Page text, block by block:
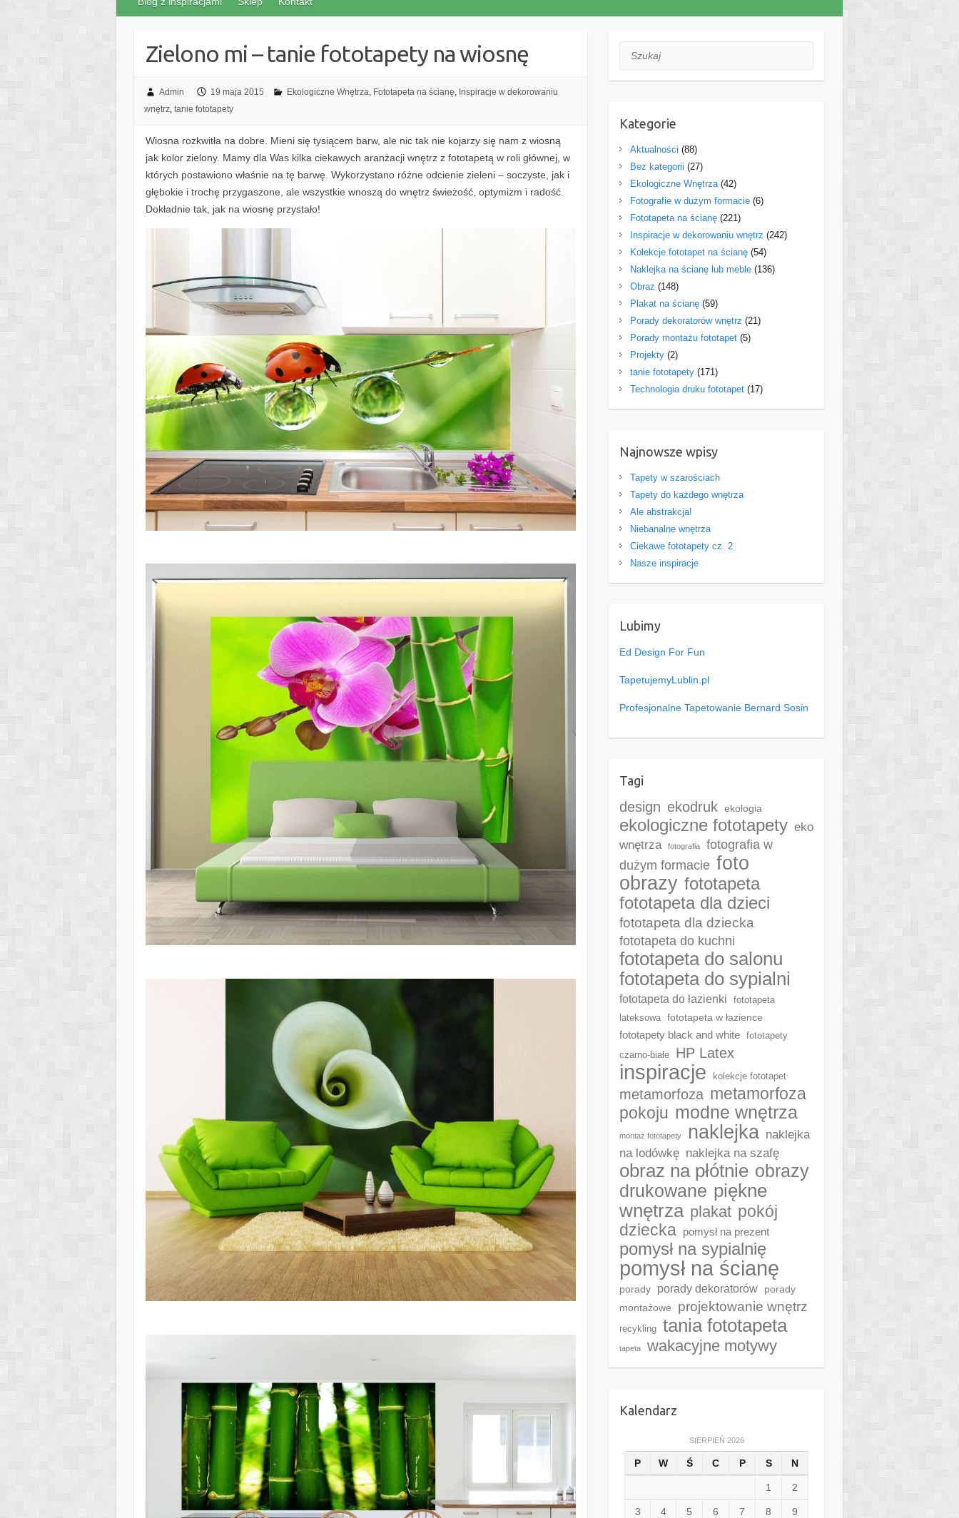
Zielono mi – tanie fototapety na wiosnę
Admin 19 maja 2015 Ekologiczne Wnętrza Fototapeta na ścianę Inspiracje w dekorowaniu
wnętrz, tanie fototapety
Wiosna rozkwitła na dobre. Mieni się tysiącem barw, ale nic tak nie kojarzy się nam z wiosną
jak kolor zielony. Mamy dla Was kilka ciekawych aranżacji wnętrz z fototapetą w roli głównej, w
których postawiono właśnie na tę barwę. Wykorzystano różne odcienie zieleni – soczyste, jak i
głębokie i trochę przygaszone, ale wszystkie wnoszą do wnętrz świeżość, optymizm i radość.
Dokładnie tak, jak na wiosnę przystało!
Szukaj
Kategorie
Aktualności (88)
Bez kategorii (27)
Ekologiczne Wnętrza(42)
Fotografie w dużym formacie(6)
Fototapeta na ścianę(221)
Inspiracje w dekorowaniu wnętrz (242)
Kolekcje fototapet na ścianę(54)
Naklejka na ścianę lub meble(136)
Obraz (148)
Plakat na ścianę(59)
Porady dekoratorów wnętrz (21)
Porady montażu fototapet(5)
Projekty(2)
tanie fototapety(171)
Technologia druku fototapet(17)
Najnowsze wpisy
Tapety w szarościach
Tapety do każdego wnętrza
Ale abstrakcja!
Niebanalne wnętrza
Ciekawe fototapety cz. 2
Nasze inspiracje
Lubimy
Ed Design For Fun
TapetujemyLublin.pl
Profesjonalne Tapetowanie Bernard Sosin
Tagi
design ekodruk ekologia
ekologiczne fototapety eko
wnętrza
fotografia
fotografia w
dużym formacie foto
obrazy fototapeta
fototapeta dla dzieci
fototapeta dla dziecka
fototapeta do kuchni
fototapeta do salonu
fototapeta do sypialni
fototapeta do łazienki
fototapeta
lateksowa
fototapeta w łazience
fototapety black and white
fototapety
czarno-białe
HP Latex
inspiracje kolekcje fototapet
metamorfoza metamorfoza
pokoju modne wnętrza
montaż fototapety naklejka naklejka
na lodówkę naklejka na szafę
obraz na płótnie obrazy
drukowane piękne
wnętrza plakat pokój
dziecka pomysł na prezent
pomysł na sypialnię
pomysł na ścianę
porady porady dekoratorów
porady
montażowe
projektowanie wnętrz
recykling tania fototapeta
tapeta wakacyjne motywy
Kalendarz
SIERPIEŃ 2026
P W Ś C P S N
1 2
3 4 5 6 7 8 9